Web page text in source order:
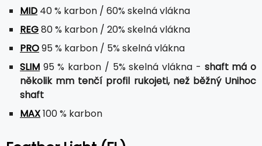
MID 40 % karbon / 60% skelná vlákna
REG80 % karbon / 20% skelná vlákna
PRO95 % karbon / 5% skelná vlákna
SLIM 95 % karbon / 5% skelná vlákna - shaft má o
několik mm tenčí profil rukojeti, než běžný Unihoc
shaft
MAX100 % karbon